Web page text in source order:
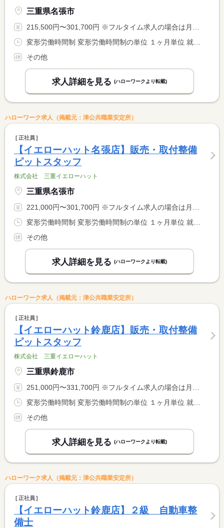
三重県名張市
215,500円〜301,700円 ※フルタイム求人の場合は月額（換算額）、パート求人の場合は時間額を表示しています。
その他
求人詳細を見る (ハローワークより転載)
ハローワーク求人（掲載元：津公共職業安定所）
正社員
【イエローハット名張店】販売・取付整備
ピットスタッフ
株式会社 三重イエローハット
三重県名張市
221,000円〜301,700円 ※フルタイム求人の場合は月額（換算額）、パート求人の場合は時間額を表示しています。
その他
求人詳細を見る (ハローワークより転載)
ハローワーク求人（掲載元：津公共職業安定所）
正社員
【イエローハット鈴鹿店】販売・取付整備
ピットスタッフ
株式会社 三重イエローハット
三重県鈴鹿市
251,000円〜331,700円 ※フルタイム求人の場合は月額（換算額）、パート求人の場合は時間額を表示しています。
その他
求人詳細を見る (ハローワークより転載)
ハローワーク求人（掲載元：津公共職業安定所）
正社員
【イエローハット鈴鹿店】２級 自動車整
備士